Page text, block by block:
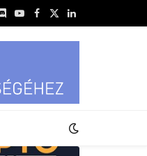
DiscordYouTube
Facebook
X
LinkedIn